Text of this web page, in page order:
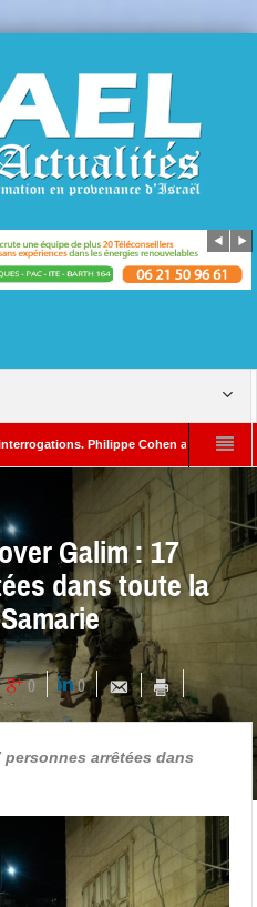
Philippe Cohen annonce se
L’Iran menace de frapper
Galim : 17
dans toute la
0 0
arrêtées dans